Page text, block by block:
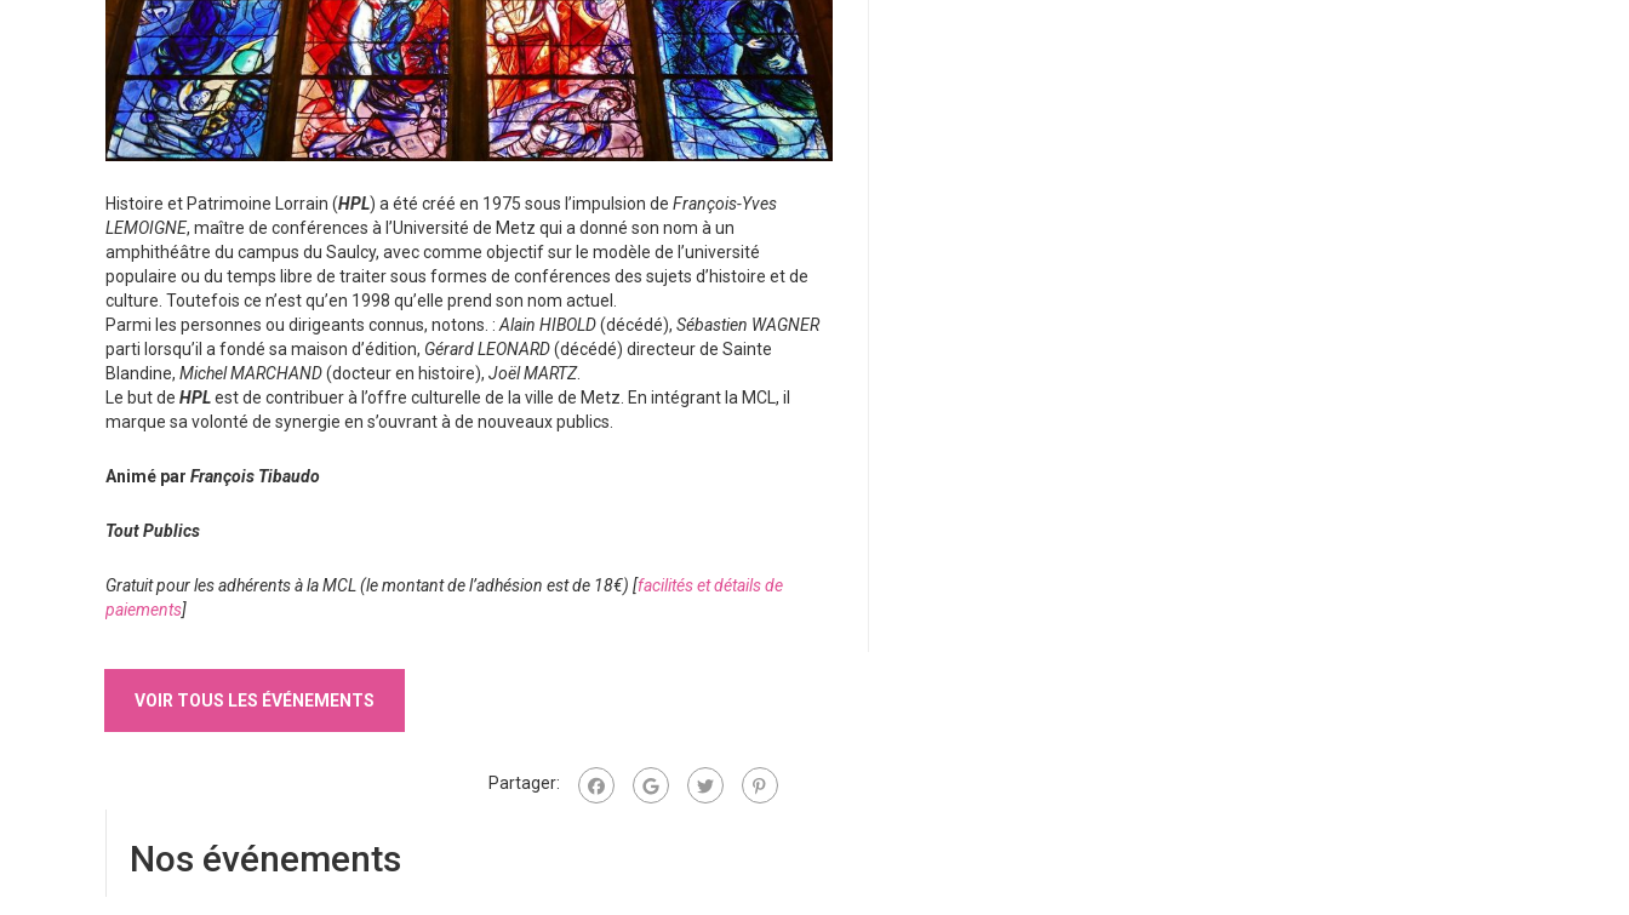
Histoire et Patrimoine Lorrain (HPL) a été créé en 1975 sous l’impulsion de François-Yves
LEMOIGNE, maître de conférences à l’Université de Metz qui a donné son nom à un
amphithéâtre du campus du Saulcy, avec comme objectif sur le modèle de l’université
populaire ou du temps libre de traiter sous formes de conférences des sujets d’histoire et de
culture. Toutefois ce n’est qu’en 1998 qu’elle prend son nom actuel.
Parmi les personnes ou dirigeants connus, notons. : Alain HIBOLD(décédé), Sébastien WAGNER
parti lorsqu’il a fondé sa maison d’édition, Gérard LEONARD(décédé) directeur de Sainte
Blandine, Michel MARCHAND(docteur en histoire), Joël MARTZ.
Le but de HPLest de contribuer à l’offre culturelle de la ville de Metz. En intégrant la MCL, il
marque sa volonté de synergie en s’ouvrant à de nouveaux publics.
Animé par François Tibaudo
Tout Publics
Gratuit pour les adhérents à la MCL (le montant de l’adhésion est de 18€) [facilités et détails de
paiements]
VOIR TOUS LES ÉVÉNEMENTS
Partager:
Nos événements